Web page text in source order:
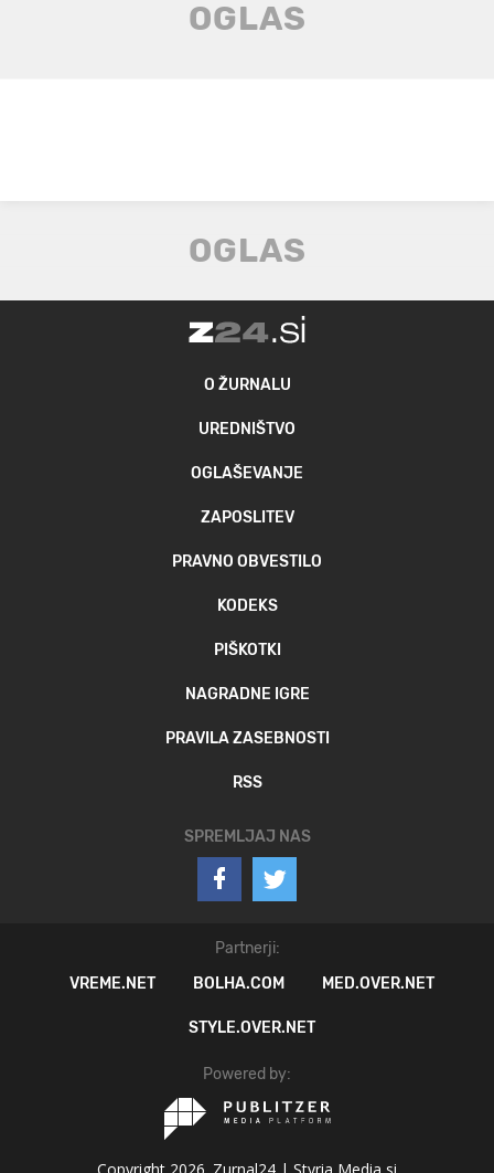
O ŽURNALU
UREDNIŠTVO
OGLAŠEVANJE
ZAPOSLITEV
PRAVNO OBVESTILO
KODEKS
PIŠKOTKI
NAGRADNE IGRE
PRAVILA ZASEBNOSTI
RSS
SPREMLJAJ NAS
Partnerji:
VREME.NET
BOLHA.COM MED.OVER.NET
STYLE.OVER.NET
Powered by: